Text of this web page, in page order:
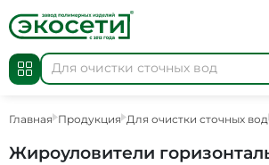
Главная Продукция Для очистки сточных вод
Жироуловители